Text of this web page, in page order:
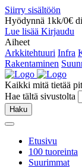
Siirry sisältöön
Hyödynnä 1kk/0€
Lue lisää Kirjaudu
Aiheet
Arkkitehtuuri Infra
Rakentaminen
Kaikki mitä tietää
Hae tältä sivustolta
Haku
Etusivu
100 tuoreinta
Suurimmat